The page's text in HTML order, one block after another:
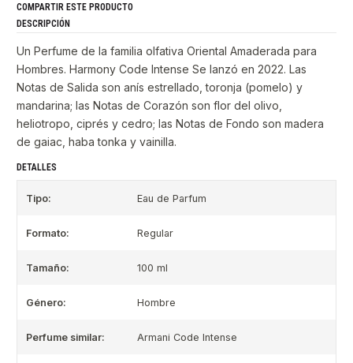
COMPARTIR ESTE PRODUCTO
DESCRIPCIÓN
Un Perfume de la familia olfativa Oriental Amaderada para
Hombres. Harmony Code Intense Se lanzó en 2022. Las
Notas de Salida son anís estrellado, toronja (pomelo) y
mandarina; las Notas de Corazón son flor del olivo,
heliotropo, ciprés y cedro; las Notas de Fondo son madera
de gaiac, haba tonka y vainilla.
DETALLES
Tipo: Eau de Parfum
Formato: Regular
Tamaño: 100 ml
Género: Hombre
Perfume similar: Armani Code Intense